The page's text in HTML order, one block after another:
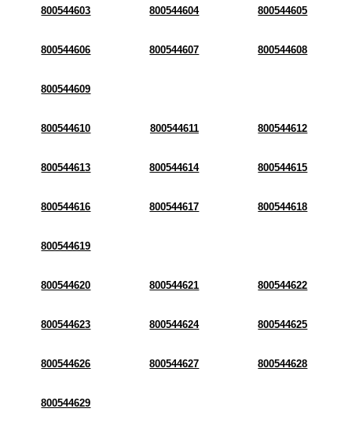
800544603 800544604 800544605
800544606 800544607 800544608
800544609
800544610 800544611 800544612
800544613 800544614 800544615
800544616 800544617 800544618
800544619
800544620 800544621 800544622
800544623 800544624 800544625
800544626 800544627 800544628
800544629